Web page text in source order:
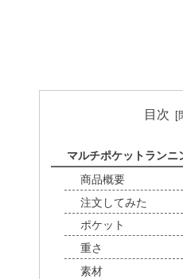
目次
マルチポケットランニ
商品概要
注文してみた
ポケット
重さ
素材